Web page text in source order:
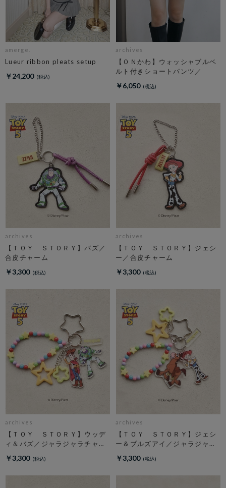
amerge.
Lueur ribbon pleats setup
￥24,200
archives
【ＯＮかわ】ウォッシャブルベ
ルト付きショートパンツ／
￥6,050
archives
【ＴＯＹ ＳＴＯＲＹ】バズ／
合皮チャーム
￥3,300
archives
【ＴＯＹ ＳＴＯＲＹ】ジェシ
ー／合皮チャーム
￥3,300
archives
【ＴＯＹ ＳＴＯＲＹ】ウッデ
ィ＆バズ／ジャラジャラチャー
￥3,300
archives
【ＴＯＹ ＳＴＯＲＹ】ジェシ
ー＆ブルズアイ／ジャラジャラ
￥3,300